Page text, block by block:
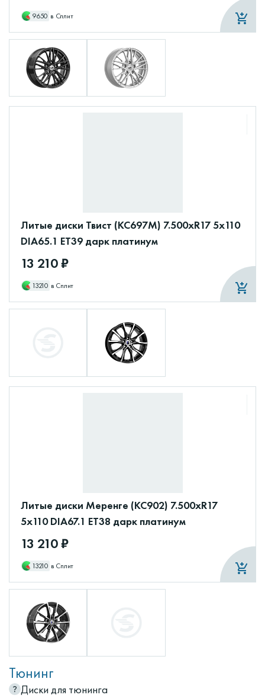
9650 в Сплит
Литые диски Твист (КС697М) 7.500xR17 5x110
DIA65.1 ET39 дарк платинум
13 210 ₽
13210 в Сплит
Литые диски Меренге (КС902) 7.500xR17
5x110 DIA67.1 ET38 дарк платинум
13 210 ₽
13210 в Сплит
Тюнинг
Диски для тюнинга